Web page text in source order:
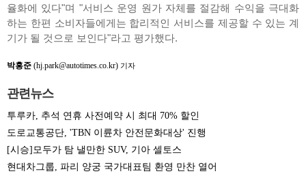
율화에 있다"며 "서비스 운영 원가 자체를 절감해 수익을 극대화
하는 한편 소비자들에게는 합리적인 서비스를 제공할 수 있는 계
기가 될 것으로 보인다"라고 평가했다.
박홍준 (hj.park@autotimes.co.kr) 기자
관련뉴스
투루카, 추석 연휴 사전예약 시 최대 70% 할인
도로교통공단, 'TBN 이륜차 안전문화대상' 진행
[시승]모두가 탐 낼만한 SUV, 기아 셀토스
현대차그룹, 파리 양궁 국가대표팀 환영 만찬 열어